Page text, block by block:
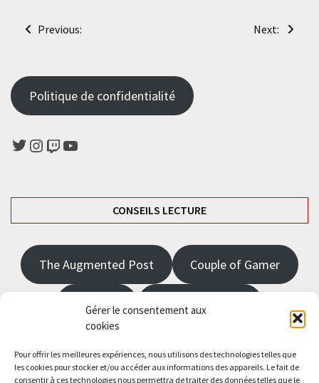
Gérer le consentement aux
cookies
Pour offrir les meilleures expériences, nous utilisons des technologies telles que
les cookies pour stocker et/ou accéder aux informations des appareils. Le fait de
consentir à ces technologies nous permettra de traiter des données telles que le
Navigation
l’article
Previous: Next:
Politique de confidentialité
Twitter
Instagram
TwitchYouTube
CONSEILS LECTURE
The Augmented Post Couple of Gamer
JRPGFR State of Gaming